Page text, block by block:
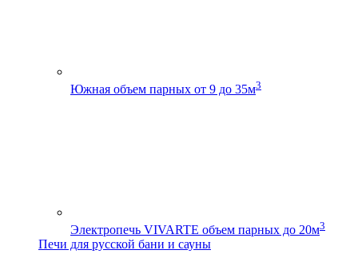
Южная объем парных от 9 до 35м3
Электропечь VIVARTE объем парных до 20м3
Печи для русской бани и сауны